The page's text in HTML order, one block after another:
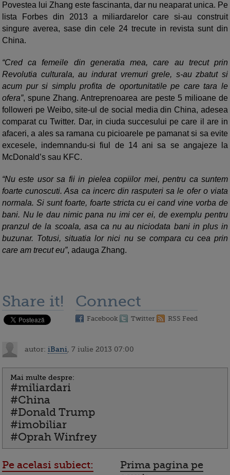
Povestea lui Zhang este fascinanta, dar nu neaparat unica. Pe
lista Forbes din 2013 a miliardarelor care si-au construit
singure averea, sase din cele 24 trecute in revista sunt din
China.
“Cred ca femeile din generatia mea, care au trecut prin
Revolutia culturala, au indurat vremuri grele, s-au zbatut si
acum pur si simplu profita de oportunitatile pe care tara le
ofera”, spune Zhang. Antreprenoarea are peste 5 milioane de
followeri pe Weibo, site-ul de social media din China, adesea
comparat cu Twitter. Dar, in ciuda succesului pe care il are in
afaceri, a ales sa ramana cu picioarele pe pamanat si sa evite
excesele, indemnandu-si fiul de 14 ani sa se angajeze la
McDonald’s sau KFC.
“Nu este usor sa fii in pielea copiilor mei, pentru ca suntem
foarte cunoscuti. Asa ca incerc din rasputeri sa le ofer o viata
normala. Si sunt foarte, foarte stricta cu ei cand vine vorba de
bani. Nu le dau nimic pana nu imi cer ei, de exemplu pentru
pranzul de la scoala, asa ca nu au niciodata bani in plus in
buzunar. Totusi, situatia lor nici nu se compara cu cea prin
care am trecut eu”, adauga Zhang.
Share it! Connect
Facebook Twitter RSS Feed
autor: iBani , 7 iulie 2013 07:00
Mai multe despre:
#miliardari
#China
#Donald Trump
#imobiliar
#Oprah Winfrey
Pe acelasi subiect:
Prima pagina pe